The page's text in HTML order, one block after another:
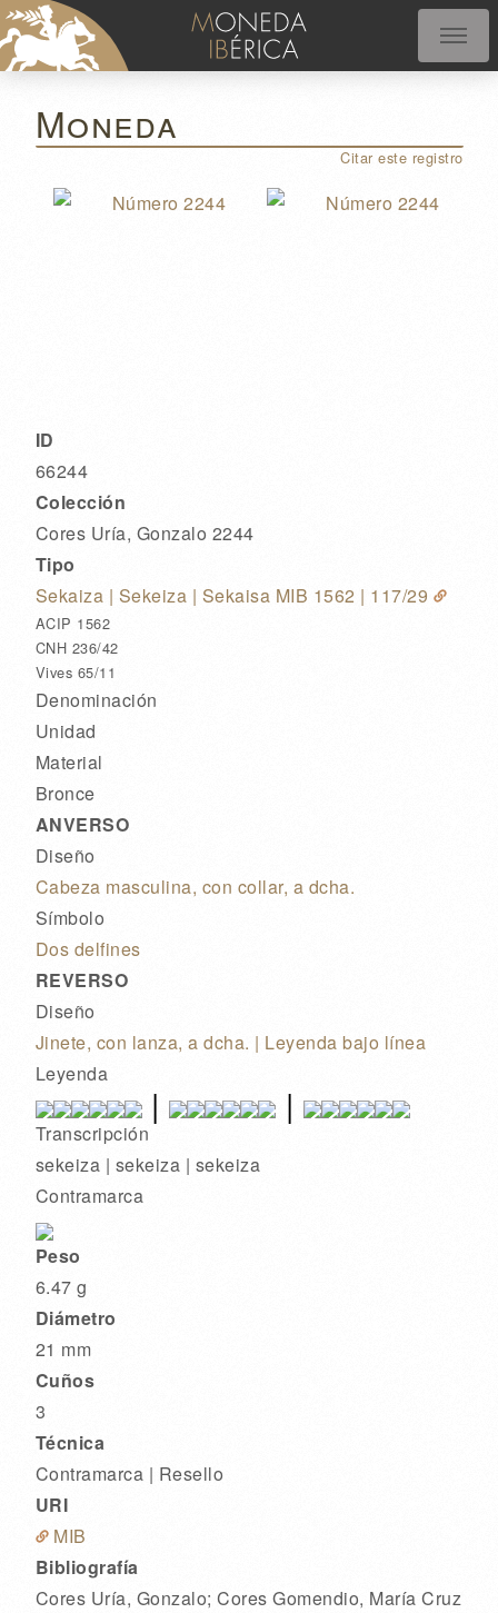
Moneda
Citar este registro
ID
66244
Colección
Cores Uría, Gonzalo 2244
Tipo
Sekaiza | Sekeiza | Sekaisa MIB 1562 | 117/29
ACIP 1562
CNH 236/42
Vives 65/11
Denominación
Unidad
Material
Bronce
ANVERSO
Diseño
Cabeza masculina, con collar, a dcha.
Símbolo
Dos delfines
REVERSO
Diseño
Jinete, con lanza, a dcha. | Leyenda bajo línea
Leyenda
| |
Transcripción
sekeiza | sekeiza | sekeiza
Contramarca
Peso
6.47 g
Diámetro
21 mm
Cuños
3
Técnica
Contramarca | Resello
URI
MIB
Bibliografía
Cores Uría, Gonzalo; Cores Gomendio, María Cruz